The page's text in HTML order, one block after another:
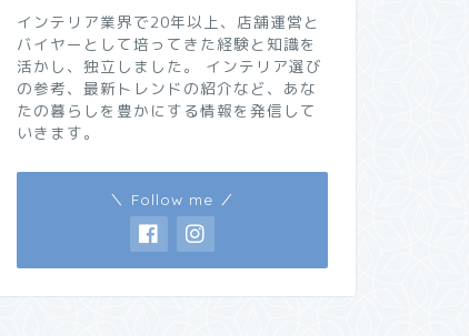
インテリア業界で20年以上、店舗運営と
バイヤーとして培ってきた経験と知識を
活かし、独立しました。 インテリア選び
の参考、最新トレンドの紹介など、あな
たの暮らしを豊かにする情報を発信して
いきます。
＼ Follow me ／